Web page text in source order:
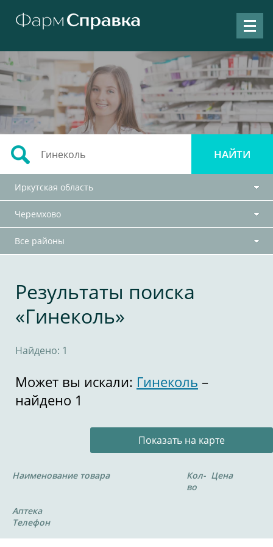
Иркутская область
Черемхово
Все районы
Результаты поиска
«Гинеколь»
Найдено: 1
Может вы искали: Гинеколь –
найдено 1
Показать на карте
Наименование товара
Кол-
во
Цена
Аптека
Телефон